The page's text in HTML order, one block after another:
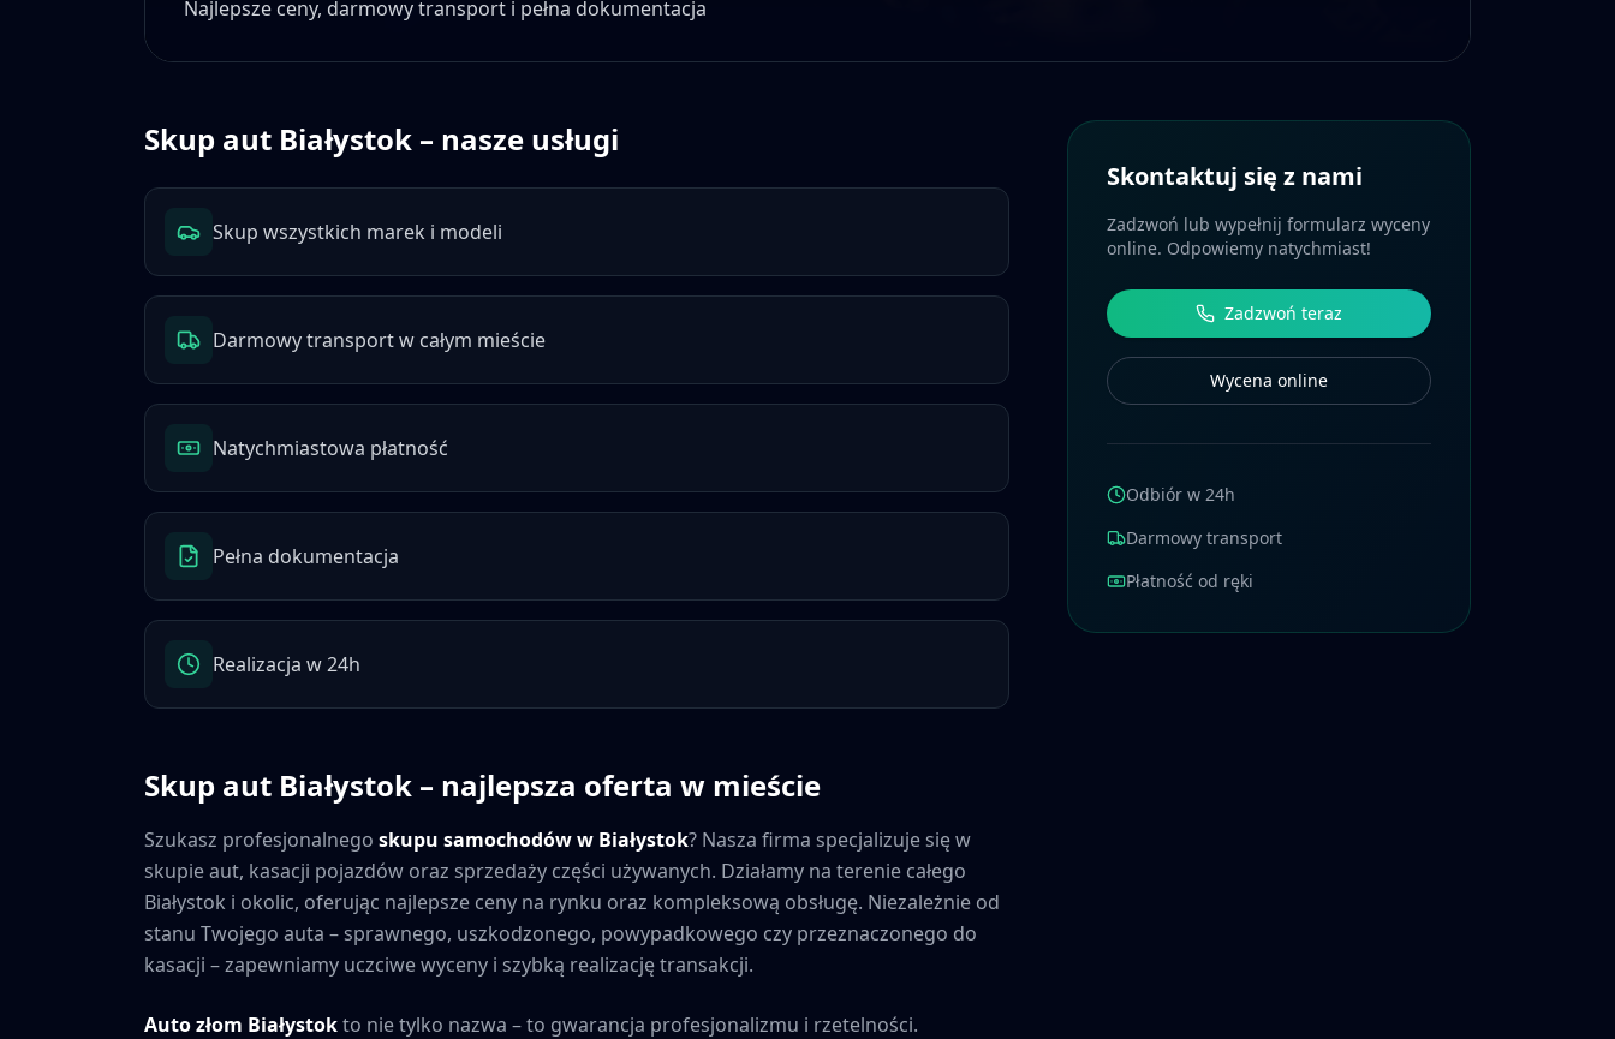
Najlepsze ceny, darmowy transport i pełna dokumentacja
Skup aut Białystok – nasze usługi
Skup wszystkich marek i modeli
Darmowy transport w całym mieście
Natychmiastowa płatność
Pełna dokumentacja
Realizacja w 24h
Skup aut Białystok – najlepsza oferta w mieście
Szukasz profesjonalnego skupu samochodów w Białystok? Nasza firma specjalizuje się w
skupie aut, kasacji pojazdów oraz sprzedaży części używanych. Działamy na terenie całego
Białystok i okolic, oferując najlepsze ceny na rynku oraz kompleksową obsługę. Niezależnie od
stanu Twojego auta – sprawnego, uszkodzonego, powypadkowego czy przeznaczonego do
kasacji – zapewniamy uczciwe wyceny i szybką realizację transakcji.
Auto złom Białystokto nie tylko nazwa – to gwarancja profesjonalizmu i rzetelności.
Skontaktuj się z nami
Zadzwoń lub wypełnij formularz wyceny
online. Odpowiemy natychmiast!
Zadzwoń teraz
Wycena online
Odbiór w 24h
Darmowy transport
Płatność od ręki